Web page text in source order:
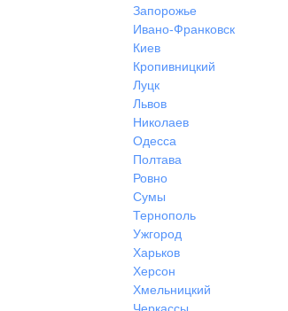
Запорожье
Ивано-Франковск
Киев
Кропивницкий
Луцк
Львов
Николаев
Одесса
Полтава
Ровно
Сумы
Тернополь
Ужгород
Харьков
Херсон
Хмельницкий